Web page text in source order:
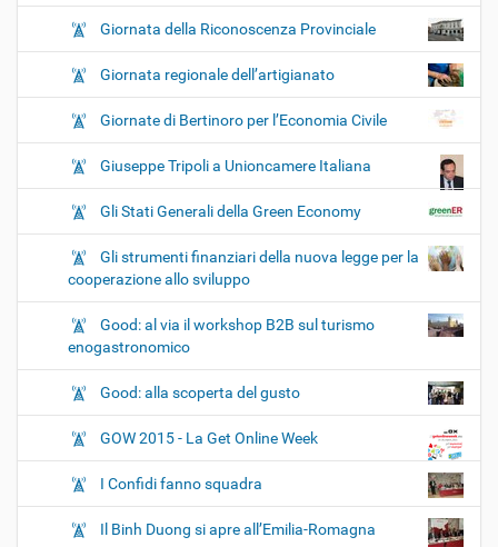
Giornata della Riconoscenza Provinciale
Giornata regionale dell’artigianato
Giornate di Bertinoro per l’Economia Civile
Giuseppe Tripoli a Unioncamere Italiana
Gli Stati Generali della Green Economy
Gli strumenti finanziari della nuova legge per la
cooperazione allo sviluppo
Good: al via il workshop B2B sul turismo
enogastronomico
Good: alla scoperta del gusto
GOW 2015 - La Get Online Week
I Confidi fanno squadra
Il Binh Duong si apre all’Emilia-Romagna